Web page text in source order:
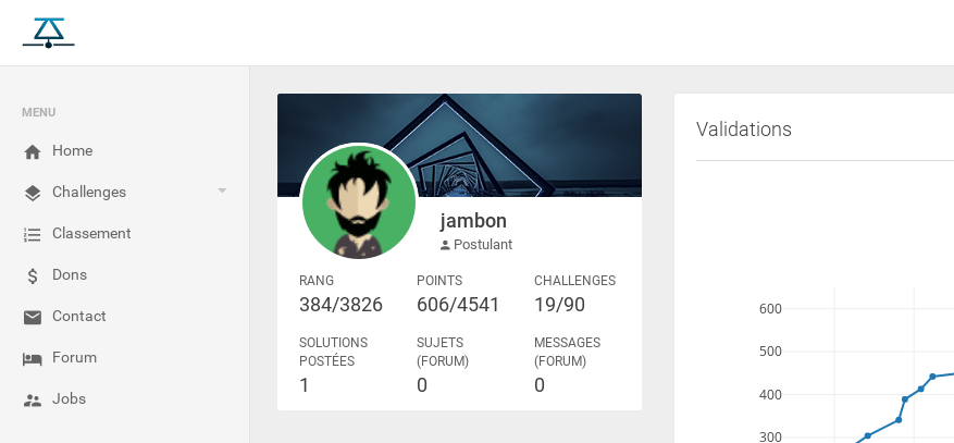
MENU
Home
Challenges
Classement
Dons
Contact
Forum
Jobs
jambon
Postulant
RANG
384/3826
POINTS
606/4541
CHALLENGES
19/90
SOLUTIONS
POSTÉES
1
SUJETS
(FORUM)
0
MESSAGES
(FORUM)
0
Validations
300
400
500
600